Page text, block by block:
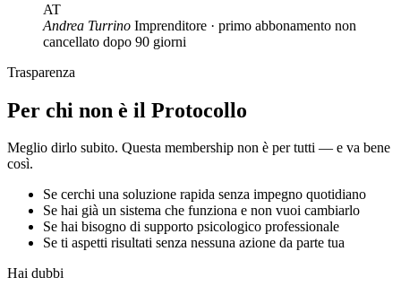
AT
Andrea Turrino Imprenditore · primo abbonamento non
cancellato dopo 90 giorni
Trasparenza
Per chi non è il Protocollo
Meglio dirlo subito. Questa membership non è per tutti — e va bene
così.
Se cerchi una soluzione rapida senza impegno quotidiano
Se hai già un sistema che funziona e non vuoi cambiarlo
Se hai bisogno di supporto psicologico professionale
Se ti aspetti risultati senza nessuna azione da parte tua
Hai dubbi